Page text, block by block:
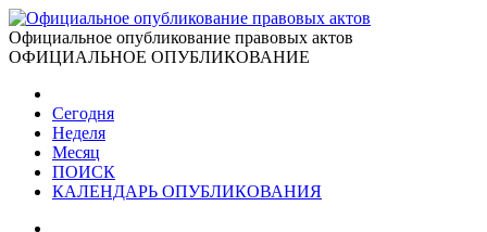
Официальное опубликование правовых актов
ОФИЦИАЛЬНОЕ ОПУБЛИКОВАНИЕ
Сегодня
Неделя
Месяц
ПОИСК
КАЛЕНДАРЬ ОПУБЛИКОВАНИЯ